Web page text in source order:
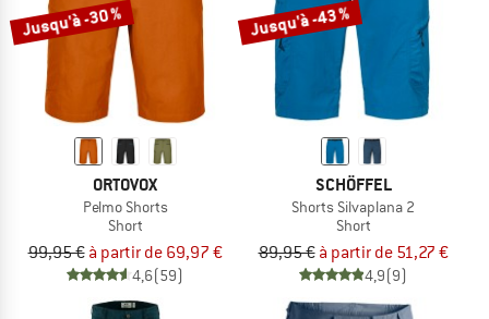
Jusqu'à -30 %
ORTOVOX
Pelmo Shorts
Short
99,95 € à partir de 69,97 €
4,6(59)
Jusqu'à -43 %
SCHÖFFEL
Shorts Silvaplana 2
Short
89,95 € à partir de 51,27 €
4,9(9)